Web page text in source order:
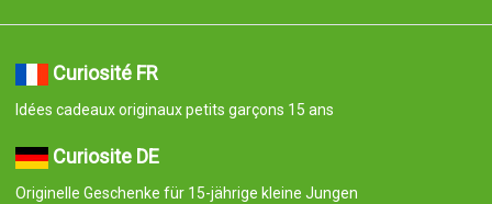
Curiosité FR
Idées cadeaux originaux petits garçons 15 ans
Curiosite DE
Originelle Geschenke für 15-jährige kleine Jungen